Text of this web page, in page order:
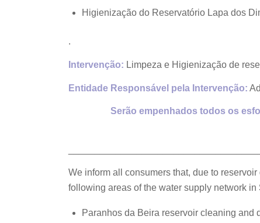
Higienização do Reservatório Lapa dos
.
Intervenção: Limpeza e Higienização de
Entidade Responsável pela Intervenção:
Serão empenhados todos os
We inform all consumers that, due to
following areas of the water supply network in
Paranhos da Beira reservoir cleaning